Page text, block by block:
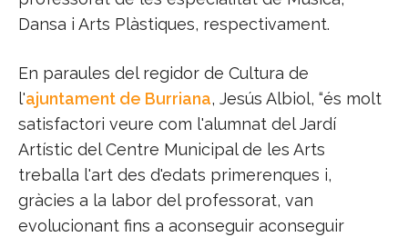
Dansa i Arts Plàstiques, respectivament.
En paraules del regidor de Cultura de
l'ajuntament de Burriana, Jesús Albiol, “és molt
satisfactori veure com l'alumnat del Jardí
Artístic del Centre Municipal de les Arts
treballa l'art des d'edats primerenques i,
gràcies a la labor del professorat, van
evolucionant fins a aconseguir aconseguir